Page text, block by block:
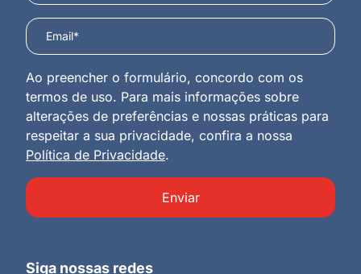
Ao preencher o formulário, concordo com os
termos de uso. Para mais informações sobre
alterações de preferências e nossas práticas para
respeitar a sua privacidade, confira a nossa
Política de Privacidade.
Enviar
Siga nossas redes